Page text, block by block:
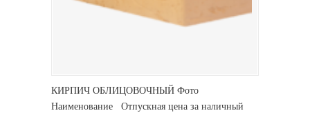
КИРПИЧ ОБЛИЦОВОЧНЫЙ Фото
Наименование Отпускная цена за наличный